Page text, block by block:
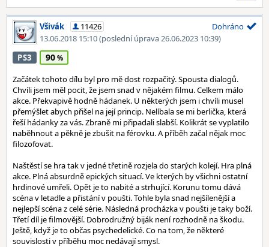
Všivák
11426
13.06.2018 15:10(poslední úprava 26.06.2023 10:39)
Dohráno
PS3 90
Začátek tohoto dílu byl pro mě dost rozpačitý. Spousta dialogů.
Chvíli jsem měl pocit, že jsem snad v nějakém filmu. Celkem málo
akce. Překvapivě hodně hádanek. U některých jsem i chvíli musel
přemýšlet abych přišel na její princip. Nelíbala se mi berlička, která
řeší hádanky za vás. Zbraně mi připadali slabší. Kolikrát se vyplatilo
naběhnout a pěkně je zbušit na férovku. A příběh začal nějak moc
filozofovat.
Naštěstí se hra tak v jedné třetině rozjela do starých kolejí. Hra plná
akce. Plná absurdně epických situací. Ve kterých by všichni ostatní
hrdinové umřeli. Opět je to nabité a strhující. Korunu tomu dává
scéna v letadle a přistání v poušti. Tohle byla snad nejšílenější a
nejlepší scéna z celé série. Následná procházka v poušti je taky boží.
Třetí díl je filmovější. Dobrodružný biják není rozhodně na škodu.
Ještě, když je to občas psychedelické. Co na tom, že některé
souvislosti v příběhu moc nedávají smysl.